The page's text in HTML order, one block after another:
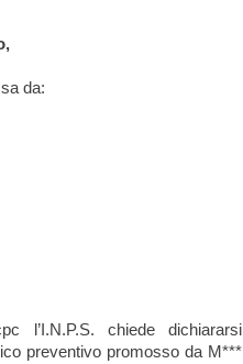
da:
chiede dichiararsi
preventivo promosso da M***